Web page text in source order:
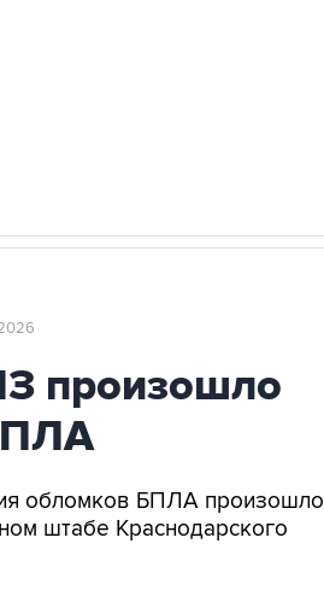
произошло
обломков БПЛА произошло
штабе Краснодарского